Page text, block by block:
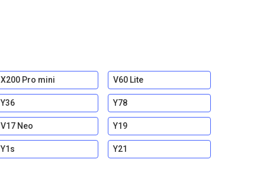
X200 Pro mini V60 Lite
Y36 Y78
V17 Neo Y19
Y1s Y21